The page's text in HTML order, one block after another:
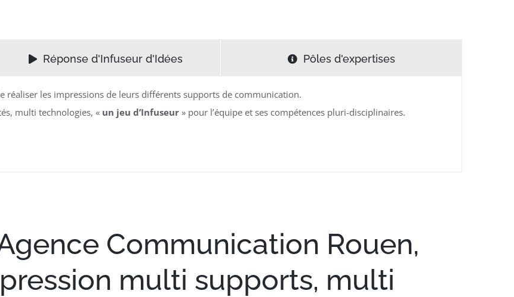
Réponse d'Infuseur d'Idées Pôles d'expertises
réaliser les impressions de leurs différents supports de communication.
multi technologies, « un jeu d’Infuseur » pour l’équipe et ses compétences pluri-disciplinaires.
Communication Rouen,
multi supports, multi